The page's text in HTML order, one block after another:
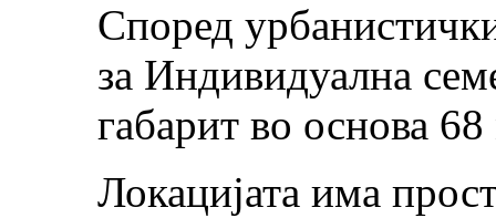
Според
за Индивидуална
габарит во основа
Локацијата има